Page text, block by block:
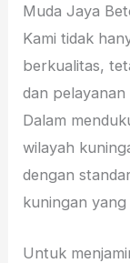
Muda Jaya
Kami tidak
berkualitas,
dan
Dalam
wilayah
dengan
kuningan
Untuk